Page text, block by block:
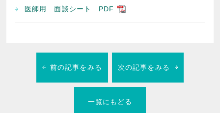
医師用 面談シート PDF
前の記事をみる
一覧にもどる
次の記事をみる